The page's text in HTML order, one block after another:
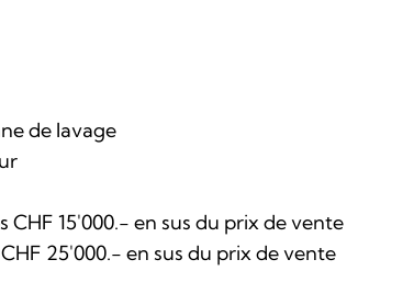
de lavage
CHF 15'000.- en sus du prix de vente
25'000.- en sus du prix de vente